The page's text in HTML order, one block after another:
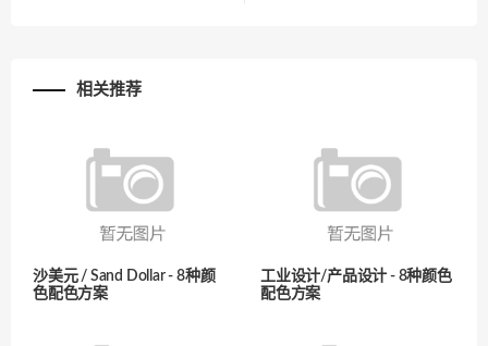
相关推荐
沙美元 / Sand Dollar - 8种颜
色配色方案
工业设计/产品设计 - 8种颜色
配色方案